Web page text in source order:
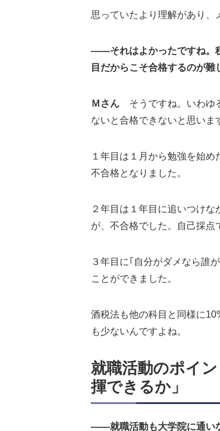
思っていたより理解があり、
――それはよかったですね。
目だからこそ合格するのが難
Ｍさん そうですね。いわゆ
ないと合格できないと思いま
１年目は１月から勉強を始め
不合格となりました。
２年目は１年目に追いつけ
が、不合格でした。自己採点
３年目に｢自分がダメなら誰
ことができました。
酒税法も他の科目と同様に
も少ないんですよね。
就職活動のポイ
揮できるか」
――就職活動も大学院に通い